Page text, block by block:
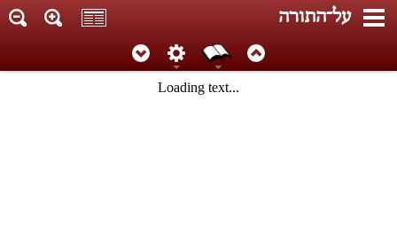
על־התורה
Loading text...